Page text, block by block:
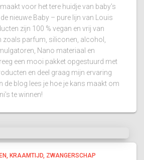
voor het tere huidje van baby’s
nieuwe Baby – pure lijn van Louis
zijn 100 % vegan en vrij van
parfum, siliconen, alcohol,
Nano materiaal en
een mooi pakket opgestuurd met
en deel graag mijn ervaring
de blog lees je hoe je kans maakt om
te winnen!
KRAAMTIJD ZWANGERSCHAP